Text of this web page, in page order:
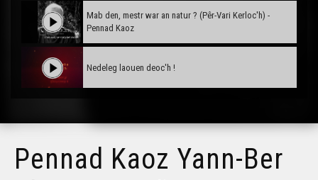
Mab den, mestr war an natur ? (Pêr-Vari Kerloc'h) -
Pennad Kaoz
Nedeleg laouen deoc'h !
Tañva Anv ar Rozenn - stumm karrez - VBSTB
Pennad Kaoz Yann-Ber